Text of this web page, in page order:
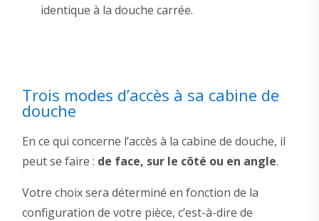
identique à la douche carrée.
Trois modes d’accès à sa cabine de
douche
En ce qui concerne l’accès à la cabine de douche, il
peut se faire : de face, sur le côté ou en angle.
Votre choix sera déterminé en fonction de la
configuration de votre pièce, c’est-à-dire de